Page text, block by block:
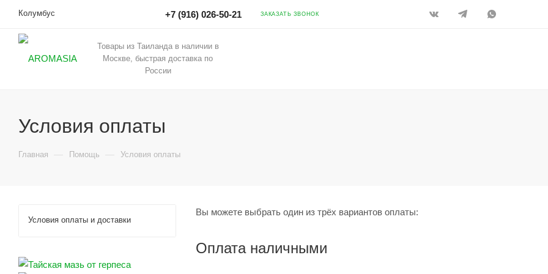
Колумбус +7 (916) 026-50-21 ЗАКАЗАТЬ ЗВОНОК
Товары из Таиланда в наличии в
Москве, быстрая доставка по
России
Условия оплаты
Главная — Помощь — Условия оплаты
Вы можете выбрать один из трёх вариантов оплаты:
Оплата наличными
Условия оплаты и доставки